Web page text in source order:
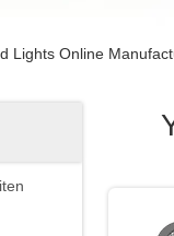
Lights Online